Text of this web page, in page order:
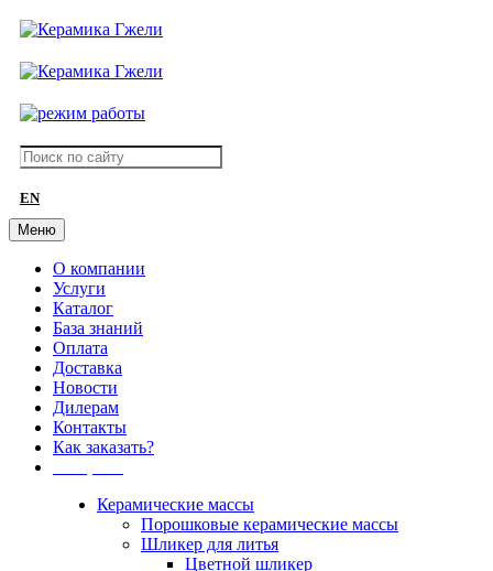
EN
Меню
О компании
Услуги
Каталог
База знаний
Оплата
Доставка
Новости
Дилерам
Контакты
Как заказать?
Керамические массы
Порошковые керамические массы
Шликер для литья
Цветной шликер